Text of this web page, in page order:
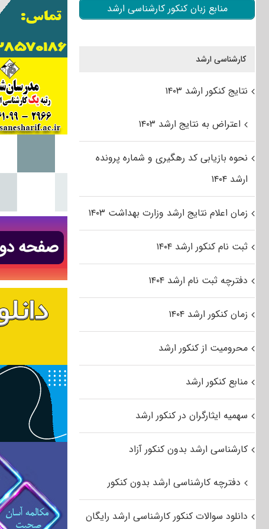
منابع زبان کنکور کارشناسی ارشد
کارشناسی ارشد
نتایج کنکور ارشد ۱۴۰۳
اعتراض به نتایج ارشد ۱۴۰۳
نحوه بازیابی کد رهگیری و شماره پرونده
ارشد ۱۴۰۴
زمان اعلام نتایج ارشد وزارت بهداشت ۱۴۰۳
ثبت نام کنکور ارشد ۱۴۰۴
دفترچه ثبت نام ارشد ۱۴۰۴
زمان کنکور ارشد ۱۴۰۴
محرومیت از کنکور ارشد
منابع کنکور ارشد
سهمیه ایثارگران در کنکور ارشد
کارشناسی ارشد بدون کنکور آزاد
دفترچه کارشناسی ارشد بدون کنکور
دانلود سوالات کنکور کارشناسی ارشد رایگان